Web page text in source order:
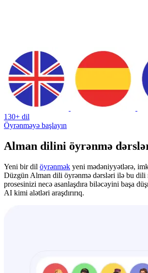
130+ dil
Öyrənməyə başlayın
Alman dilini öyrənmə
Yeni bir dil öyrənmək yeni mədəniyyətlərə,
Düzgün Alman dili öyrənmə dərsləri ilə bu dili
prosesinizi necə asanlaşdıra biləcəyini başa
AI kimi alətləri araşdırırıq.